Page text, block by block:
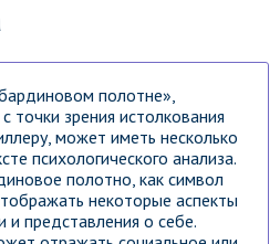
полотне»,
точки зрения истолкования
может иметь несколько
психологического анализа.
полотно, как символ
некоторые аспекты
и представления о себе.